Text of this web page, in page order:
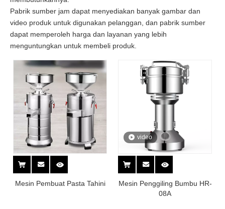
Pabrik sumber jam dapat menyediakan banyak gambar dan
video produk untuk digunakan pelanggan, dan pabrik sumber
dapat memperoleh harga dan layanan yang lebih
menguntungkan untuk membeli produk.
Mesin Pembuat Pasta Tahini
video
Mesin Penggiling Bumbu HR-
08A